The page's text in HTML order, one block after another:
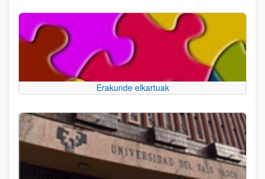
Erakunde elkartuak